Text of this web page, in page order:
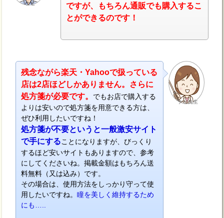
ナビ
ですが、もちろん通販でも購入するこ
とができるのです！
ナビ先生
残念ながら楽天・Yahooで扱っている
店は2店ほどしかありません。さらに
処方箋が必要です。 でもお店で購入する
よりは安いので処方箋を用意できる方は、
ぜひ利用したいですね！
処方箋が不要というと一般激安サイト
で手にすることになりますが、びっくり
するほど安いサイトもありますので、参考
にしてくださいね。掲載金額はもちろん送
料無料（又は込み）です。
その場合は、使用方法をしっかり守って使
用したいですね。瞳を美しく維持するため
にも…..